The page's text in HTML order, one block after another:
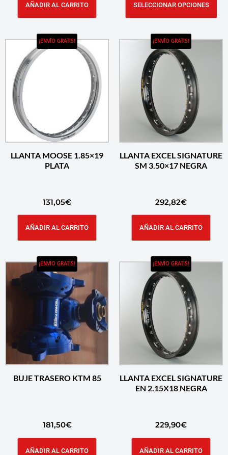
AÑADIR AL CARRITO SELECCIONAR OPCIONES
¡ENVÍO GRATIS!
LLANTA MOOSE 1.85×19
PLATA
131,05€
AÑADIR AL CARRITO
¡ENVÍO GRATIS!
LLANTA EXCEL SIGNATURE
SM 3.50×17 NEGRA
292,82€
AÑADIR AL CARRITO
¡ENVÍO GRATIS!
BUJE TRASERO KTM 85
181,50€
AÑADIR AL CARRITO
¡ENVÍO GRATIS!
LLANTA EXCEL SIGNATURE
EN 2.15X18 NEGRA
229,90€
AÑADIR AL CARRITO